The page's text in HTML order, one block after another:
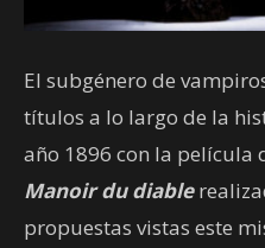
El subgénero de
títulos a lo largo de la
año 1896 con la película
Manoir du diable
propuestas vistas este